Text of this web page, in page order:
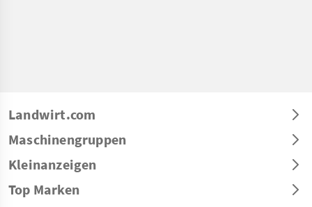
Landwirt.com
Maschinengruppen
Kleinanzeigen
Top Marken